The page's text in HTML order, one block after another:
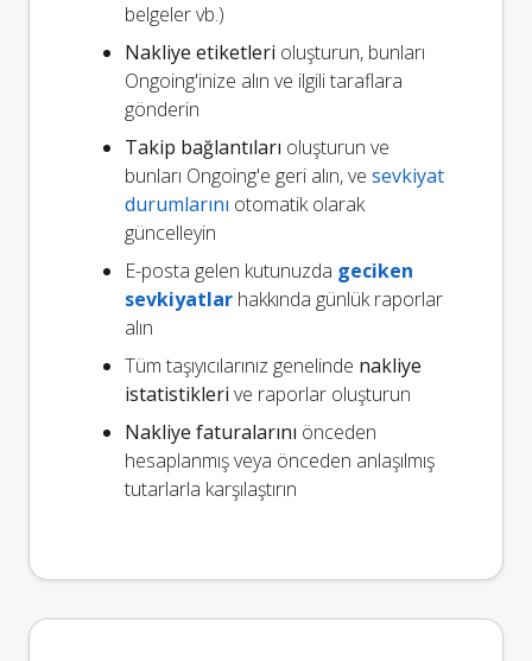
belgeler vb.)
Nakliye etiketleri oluşturun, bunları
Ongoing'inize alın ve ilgili taraflara
gönderin
Takip bağlantıları oluşturun ve
bunları Ongoing'e geri alın, ve sevkiyat
durumlarını otomatik olarak
güncelleyin
E-posta gelen kutunuzda geciken
sevkiyatlar hakkında günlük raporlar
alın
Tüm taşıyıcılarınız genelinde nakliye
istatistikleri ve raporlar oluşturun
Nakliye faturalarını önceden
hesaplanmış veya önceden anlaşılmış
tutarlarla karşılaştırın